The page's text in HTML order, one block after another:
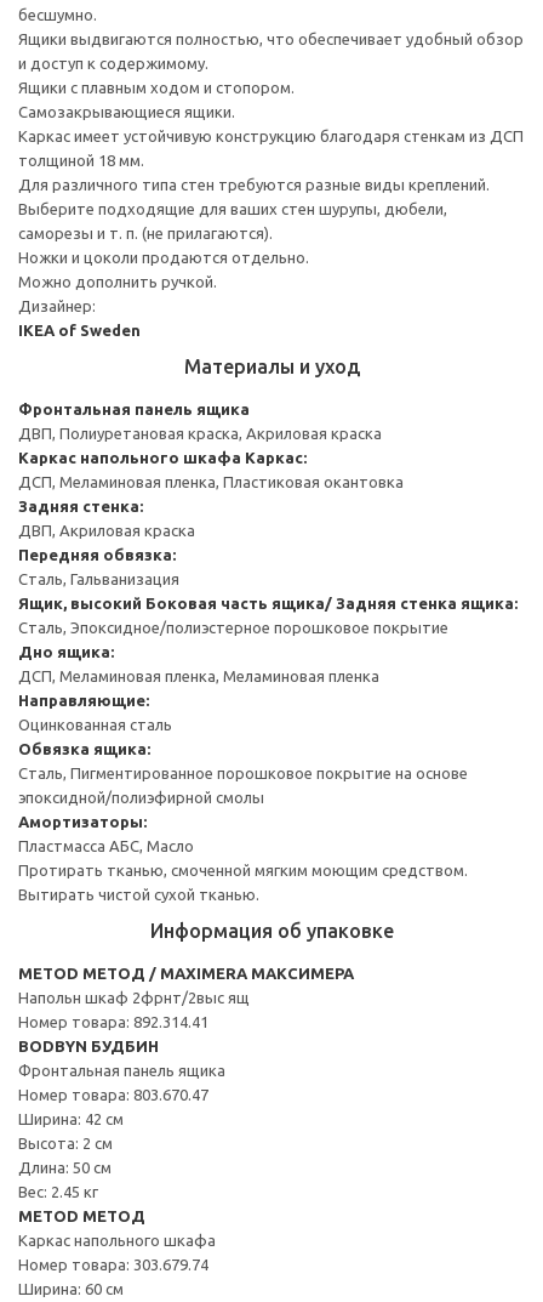
бесшумно.
Ящики выдвигаются полностью, что обеспечивает удобный обзор
и доступ к содержимому.
Ящики с плавным ходом и стопором.
Самозакрывающиеся ящики.
Каркас имеет устойчивую конструкцию благодаря стенкам из ДСП
толщиной 18 мм.
Для различного типа стен требуются разные виды креплений.
Выберите подходящие для ваших стен шурупы, дюбели,
саморезы и т. п. (не прилагаются).
Ножки и цоколи продаются отдельно.
Можно дополнить ручкой.
Дизайнер:
IKEA of Sweden
Материалы и уход
Фронтальная панель ящика
ДВП, Полиуретановая краска, Акриловая краска
Каркас напольного шкафа Каркас:
ДСП, Меламиновая пленка, Пластиковая окантовка
Задняя стенка:
ДВП, Акриловая краска
Передняя обвязка:
Сталь, Гальванизация
Ящик, высокий Боковая часть ящика/ Задняя стенка ящика:
Сталь, Эпоксидное/полиэстерное порошковое покрытие
Дно ящика:
ДСП, Меламиновая пленка, Меламиновая пленка
Направляющие:
Оцинкованная сталь
Обвязка ящика:
Сталь, Пигментированное порошковое покрытие на основе
эпоксидной/полиэфирной смолы
Амортизаторы:
Пластмасса АБС, Масло
Протирать тканью, смоченной мягким моющим средством.
Вытирать чистой сухой тканью.
Информация об упаковке
METOD МЕТОД / MAXIMERA МАКСИМЕРА
Напольн шкаф 2фрнт/2выс ящ
Номер товара: 892.314.41
BODBYN БУДБИН
Фронтальная панель ящика
Номер товара: 803.670.47
Ширина: 42 см
Высота: 2 см
Длина: 50 см
Вес: 2.45 кг
METOD МЕТОД
Каркас напольного шкафа
Номер товара: 303.679.74
Ширина: 60 см